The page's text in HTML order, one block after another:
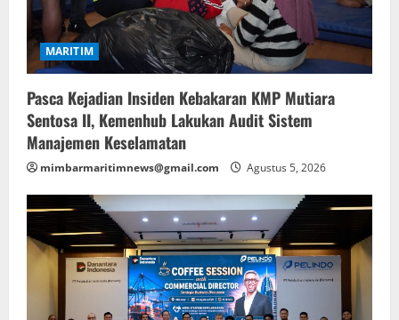
MARITIM
Pasca Kejadian Insiden Kebakaran KMP Mutiara
Sentosa II, Kemenhub Lakukan Audit Sistem
Manajemen Keselamatan
mimbarmaritimnews@gmail.com Agustus 5, 2026